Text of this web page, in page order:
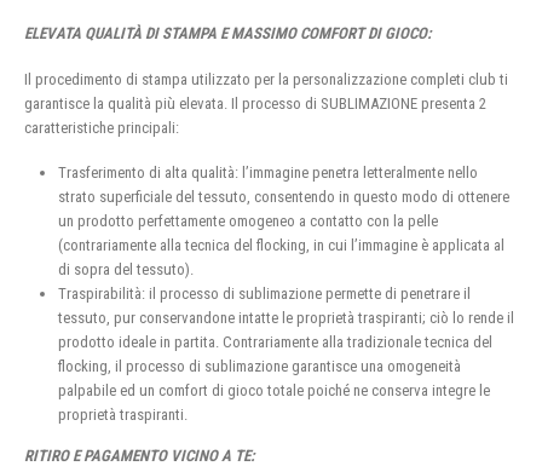
ELEVATA QUALITÀ DI STAMPA E MASSIMO COMFORT DI GIOCO:
Il procedimento di stampa utilizzato per la personalizzazione completi club ti
garantisce la qualità più elevata. Il processo di SUBLIMAZIONE presenta 2
caratteristiche principali:
Trasferimento di alta qualità: l’immagine penetra letteralmente nello
strato superficiale del tessuto, consentendo in questo modo di ottenere
un prodotto perfettamente omogeneo a contatto con la pelle
(contrariamente alla tecnica del flocking, in cui l’immagine è applicata al
di sopra del tessuto).
Traspirabilità: il processo di sublimazione permette di penetrare il
tessuto, pur conservandone intatte le proprietà traspiranti; ciò lo rende il
prodotto ideale in partita. Contrariamente alla tradizionale tecnica del
flocking, il processo di sublimazione garantisce una omogeneità
palpabile ed un comfort di gioco totale poiché ne conserva integre le
proprietà traspiranti.
RITIRO E PAGAMENTO VICINO A TE: